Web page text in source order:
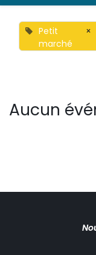
Petit
marché
×
Aucun